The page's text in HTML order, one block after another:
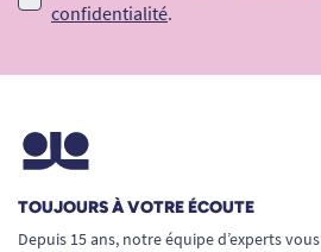
confidentialité.
TOUJOURS À VOTRE ÉCOUTE
Depuis 15 ans, notre équipe d’experts vous